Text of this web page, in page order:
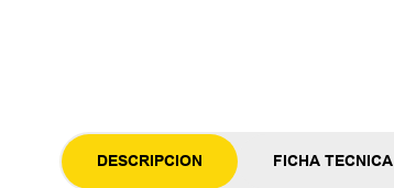
DESCRIPCION FICHA TECNICA